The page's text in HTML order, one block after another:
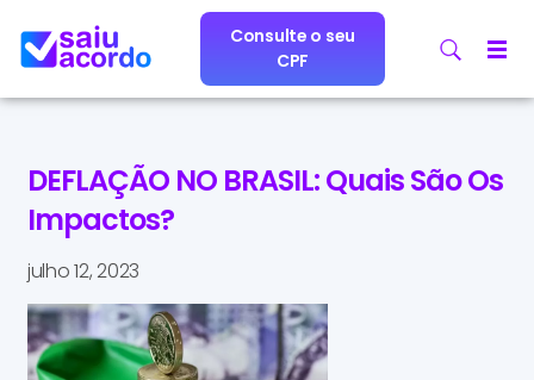
Consulte o seu
CPF
DEFLAÇÃO NO BRASIL: Quais São Os
Impactos?
julho 12, 2023